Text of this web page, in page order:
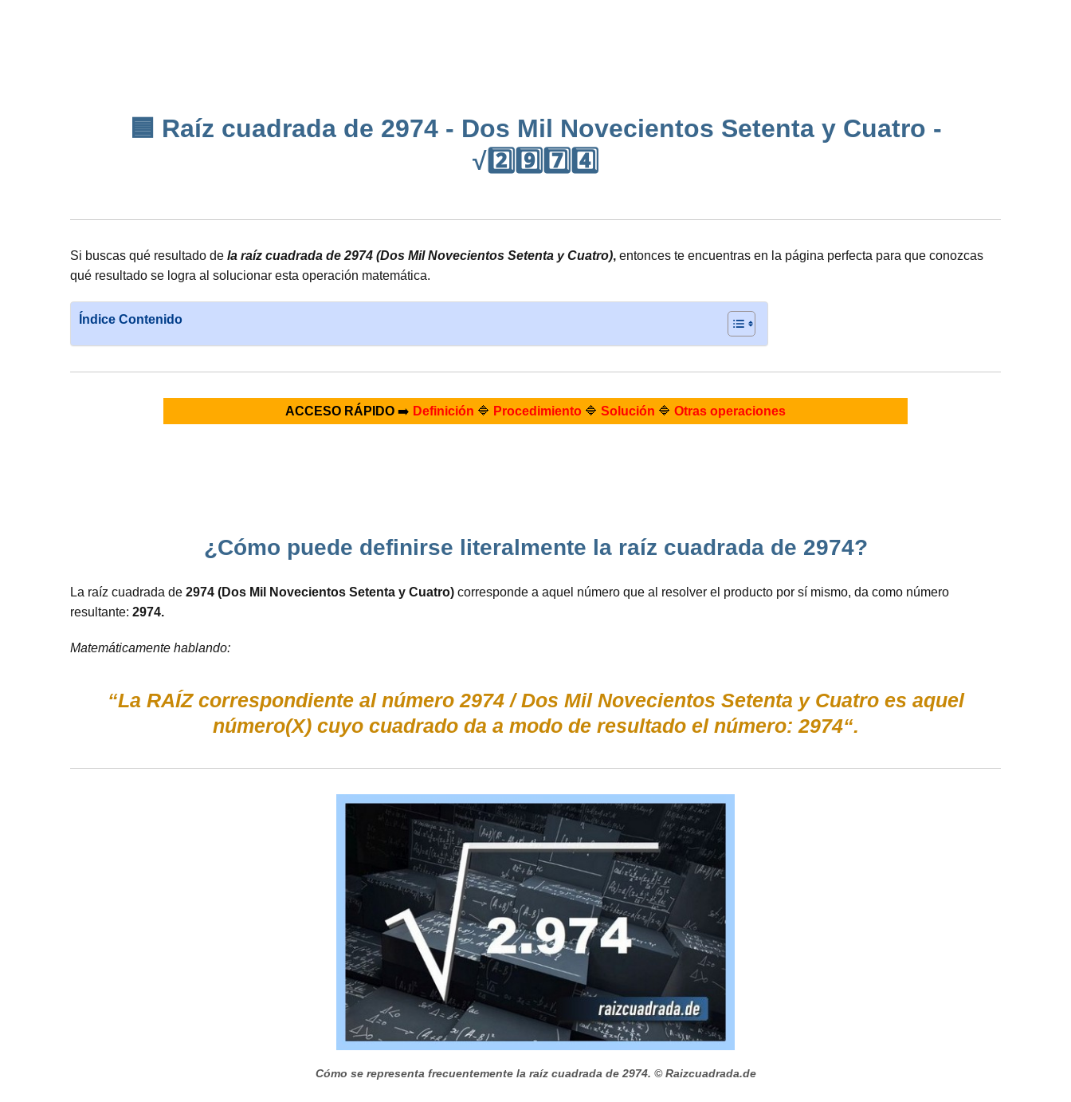
🟦 Raíz cuadrada de 2974 - Dos Mil Novecientos Setenta y Cuatro -
√2️⃣9️⃣7️⃣4️⃣
Si buscas qué resultado de la raíz cuadrada de 2974 (Dos Mil Novecientos Setenta y Cuatro), entonces te encuentras en la página perfecta para que conozcas
qué resultado se logra al solucionar esta operación matemática.
Índice Contenido
ACCESO RÁPIDO➡️ Definición 🔷 Procedimiento🔷 Solución 🔷 Otras operaciones
¿Cómo puede definirse literalmente la raíz cuadrada de 2974?
La raíz cuadrada de 2974 (Dos Mil Novecientos Setenta y Cuatro) corresponde a aquel número que al resolver el producto por sí mismo, da como número
resultante: 2974.
Matemáticamente hablando:
“La RAÍZ correspondiente al número 2974 / Dos Mil Novecientos Setenta y Cuatro es aquel
número(X) cuyo cuadrado da a modo de resultado el número: 2974“.
Cómo se representa frecuentemente la raíz cuadrada de 2974. © Raizcuadrada.de